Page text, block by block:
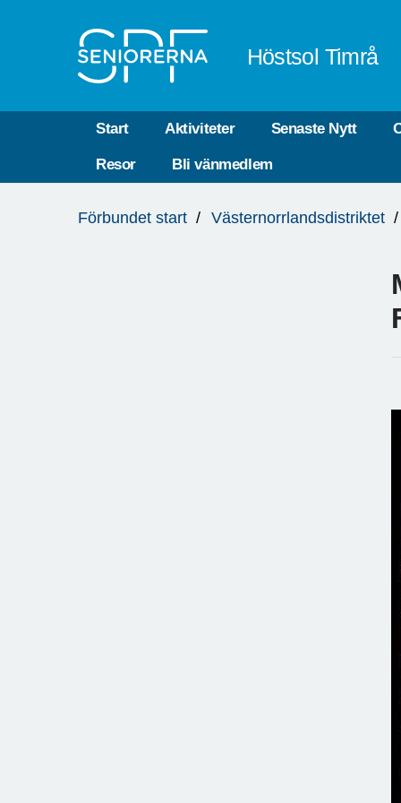
Höstsol Timrå
Start Aktiviteter Senaste Nytt
Resor Bli vänmedlem
är
Förbundet start Västernorrlandsdistriktet